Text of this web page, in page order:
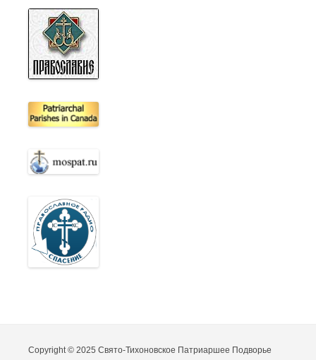
Copyright © 2025 Свято-Тихоновское Патриаршее Подворье